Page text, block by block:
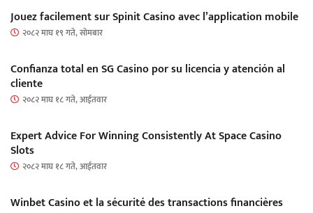
Jouez facilement sur Spinit Casino avec l’application mobile
२०८२ माघ १९ गते, सोमबार
Confianza total en SG Casino por su licencia y atención al
cliente
२०८२ माघ १८ गते, आईतवार
Expert Advice For Winning Consistently At Space Casino
Slots
२०८२ माघ १८ गते, आईतवार
Winbet Casino et la sécurité des transactions financières